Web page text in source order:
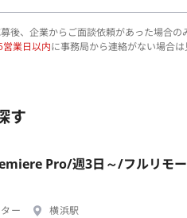
後、企業からご面談依頼があった場合の
営業日以内に事務局から連絡がない場合
す
Pro/週3日～/フルリモ
ー
横浜駅